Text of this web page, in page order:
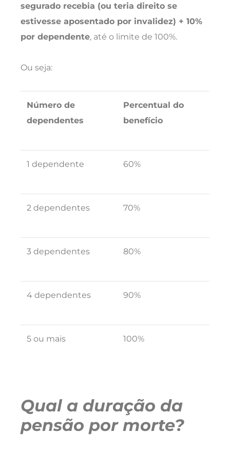
segurado recebia (ou teria direito se
estivesse aposentado por invalidez) + 10%
por dependente, até o limite de 100%.
Ou seja:
Número de
dependentes
Percentual do
benefício
1 dependente 60%
2 dependentes 70%
3 dependentes 80%
4 dependentes 90%
5 ou mais 100%
Qual a duração da
pensão por morte?